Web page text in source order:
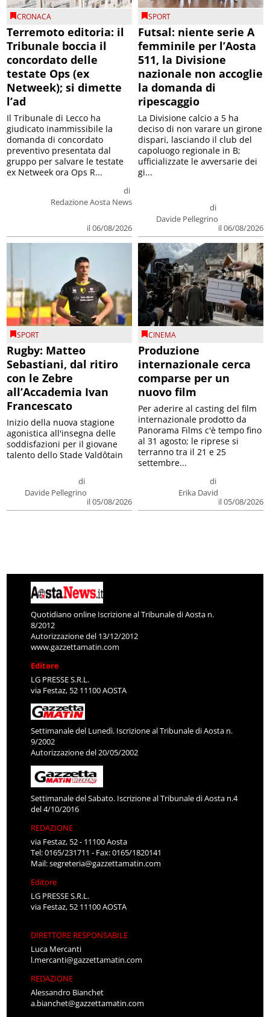
CRONACA
Terremoto editoria: il
Tribunale boccia il
concordato delle
testate Ops (ex
Netweek); si dimette
l’ad
di
Redazione Aosta News
il 06/08/2026
Il Tribunale di Lecco ha
giudicato inammissibile la
domanda di concordato
preventivo presentata dal
gruppo per salvare le testate
ex Netweek ora Ops R...
SPORT
Futsal: niente serie A
femminile per l’Aosta
511, la Divisione
nazionale non accoglie
la domanda di
ripescaggio
di
Davide Pellegrino
il 06/08/2026
La Divisione calcio a 5 ha
deciso di non varare un girone
dispari, lasciando il club del
capoluogo regionale in B;
ufficializzate le avversarie dei
gi...
SPORT
Rugby: Matteo
Sebastiani, dal ritiro
con le Zebre
all’Accademia Ivan
Francescato
di
Davide Pellegrino
il 05/08/2026
Inizio della nuova stagione
agonistica all'insegna delle
soddisfazioni per il giovane
talento dello Stade Valdôtain
CINEMA
Produzione
internazionale cerca
comparse per un
nuovo film
di
Erika David
il 05/08/2026
Per aderire al casting del film
internazionale prodotto da
Panorama Films c'è tempo fino
al 31 agosto; le riprese si
terranno tra il 21 e 25
settembre...
Quotidiano online Iscrizione al Tribunale di Aosta n.
8/2012
Autorizzazione del 13/12/2012
www.gazzettamatin.com
Editore
LG PRESSE S.R.L.
via Festaz, 52 11100 AOSTA
Settimanale del Lunedì. Iscrizione al Tribunale di Aosta n.
9/2002
Autorizzazione del 20/05/2002
Settimanale del Sabato. Iscrizione al Tribunale di Aosta n.4
del 4/10/2016
REDAZIONE
via Festaz, 52 - 11100 Aosta
Tel: 0165/231711 - Fax: 0165/1820141
Mail:segreteria@gazzettamatin.com
Editore
LG PRESSE S.R.L.
via Festaz, 52 11100 AOSTA
DIRETTORE RESPONSABILE
Luca Mercanti
l.mercanti@gazzettamatin.com
REDAZIONE
Alessandro Bianchet
a.bianchet@gazzettamatin.com